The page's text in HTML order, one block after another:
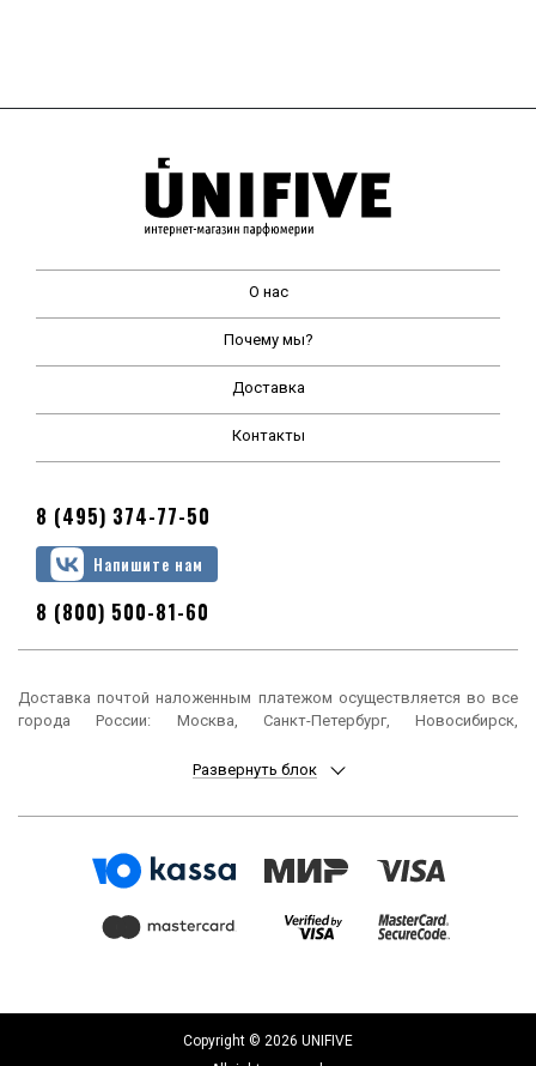
О нас
Почему мы?
Доставка
Контакты
8 (495) 374-77-50
Напишите нам
8 (800) 500-81-60
Доставка почтой наложенным платежом осуществляется во все
города России: Москва, Санкт-Петербург, Новосибирск,
Ростов-на-Дону, Уфа, Красноярск, Пермь, Воронеж, Волгоград,
Ульяновск, Иркутск, Хабаровск, Ярославль, Владивосток, Томск,
Челны, Пенза, Липецк, Киров, Чебоксары, Тула, Калининград,
Балашиха, Курск, Ставрополь, Улан-Удэ, Тверь, Магнитогорск,
Архангельск, Чита, Калуга, Симферополь, Смоленск, Волжский,
Комсомольск-на-Амуре, Химки, Сыктывкар, Нижнекамск, Шахты,
Дзержинск, Братск, Орск, Ангарск, Энгельс, Благовещенск, Старый
Оскол, Великий Новгород, Королёв, Псков, Мытищи, Бийск,
Развернуть блок
Copyright © 2026 UNIFIVE